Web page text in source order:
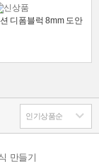
디폼블럭 8mm 도안
만들기